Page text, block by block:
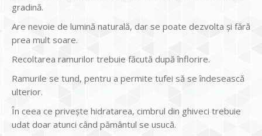
gradină.
Are nevoie de lumină naturală, dar se poate dezvolta şi fără
prea mult soare.
Recoltarea ramurilor trebuie făcută după înflorire.
Ramurile se tund, pentru a permite tufei să se îndesească
ulterior.
În ceea ce privește hidratarea, cimbrul din ghiveci trebuie
udat doar atunci când pământul se usucă.